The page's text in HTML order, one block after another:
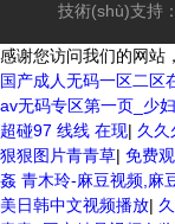
技術(shù)支持
感谢您访问我们的网站
国产成人无码一区二区
av无码专区第一页_少
欧美3级网站 一区二区
女人叉开让人桶视频在
亚洲成人网站在线视频
线 最新亚洲aV网站在
超碰97 线线 在现| 久久
狠狠图片青青草| 免费
姦 青木玲-麻豆视频,麻
美日韩中文视频播放|